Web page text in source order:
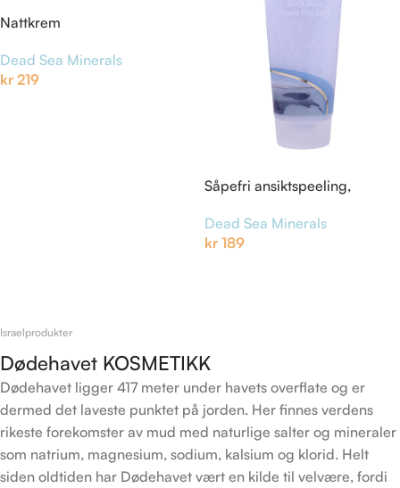
Nattkrem
Dead Sea Minerals
kr 219
Såpefri ansiktspeeling,
Dead Sea Minerals
kr 189
Israelprodukter
Dødehavet KOSMETIKK
Dødehavet ligger 417 meter under havets overflate og er
dermed det laveste punktet på jorden. Her finnes verdens
rikeste forekomster av mud med naturlige salter og mineraler
som natrium, magnesium, sodium, kalsium og klorid. Helt
siden oldtiden har Dødehavet vært en kilde til velvære, fordi